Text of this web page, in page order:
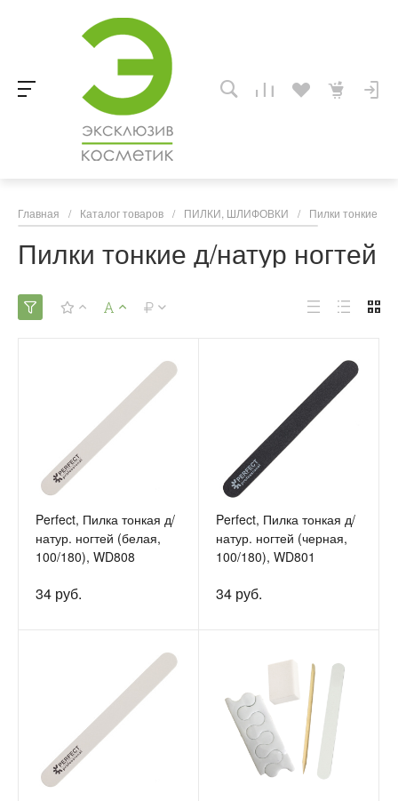
Главная / Каталог товаров / ПИЛКИ, ШЛИФОВКИ / Пилки тонкие д/
Пилки тонкие д/натур ногтей
Perfect, Пилка тонкая д/
натур. ногтей (белая,
100/180), WD808
34 руб.
Perfect, Пилка тонкая д/
натур. ногтей (черная,
100/180), WD801
34 руб.